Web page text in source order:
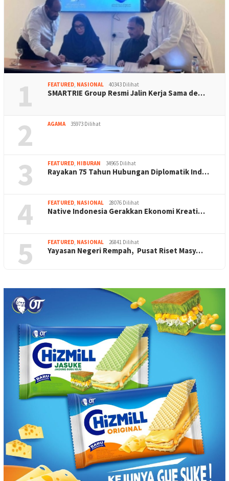
1 FEATURED NASIONAL 40343 Dilihat
SMARTRIE Group Resmi Jalin Kerja Sama de…
2 AGAMA 35973 Dilihat
3 FEATURED HIBURAN 34965 Dilihat
Rayakan 75 Tahun Hubungan Diplomatik Ind…
4 FEATURED NASIONAL 28076 Dilihat
Native Indonesia Gerakkan Ekonomi Kreati…
5 FEATURED NASIONAL 26841 Dilihat
Yayasan Negeri Rempah, Pusat Riset Masy…